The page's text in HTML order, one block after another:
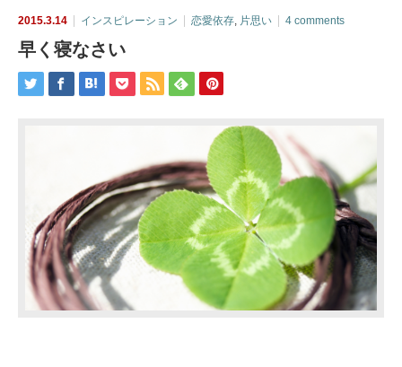
2015.3.14 インスピレーション 恋愛依存 片思い 4 comments
早く寝なさい